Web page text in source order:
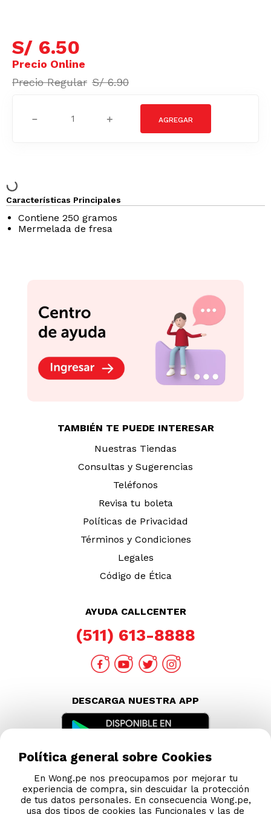
S/ 6.50
S/ 6.90
＋
－
Características Principales
Contiene 250 gramos
Mermelada de fresa
TAMBIÉN TE PUEDE INTERESAR
Nuestras Tiendas
Consultas y Sugerencias
Teléfonos
Revisa tu boleta
Políticas de Privacidad
Términos y Condiciones
Legales
Código de Ética
AYUDA CALLCENTER
(511) 613-8888
DESCARGA NUESTRA APP
Política general sobre Cookies
En Wong.pe nos preocupamos por mejorar tu
experiencia de compra, sin descuidar la protección
de tus datos personales. En consecuencia Wong.pe,
usa dos tipos de cookies las Funcionales y las de